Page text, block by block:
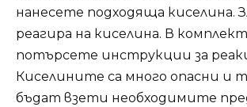
нанесете подходяща киселина.
реагира на киселина. В
потърсете инструкции за
Киселините са много опасни и
бъдат взети необходимите